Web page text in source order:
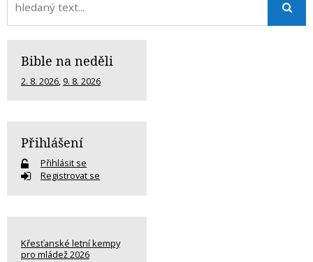
Bible na neděli
2. 8. 2026, 9. 8. 2026
Přihlášení
Přihlásit se
Registrovat se
Křesťanské letní kempy
pro mládež 2026